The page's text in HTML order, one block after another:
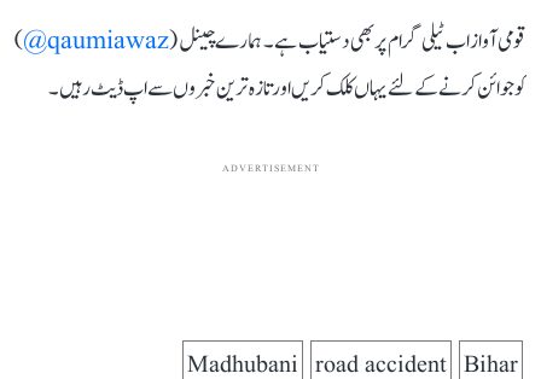
قومی آواز اب ٹیلی گرام پر بھی دستیاب ہے۔ ہمارے چینل (qaumiawaz@
)
کو جوائن کرنے کے لئے یہاں کلک کریں اور تازہ ترین خبروں سے اپ ڈیٹ رہیں۔
ADVERTISEMENT
Bihar
road accident
Madhubani